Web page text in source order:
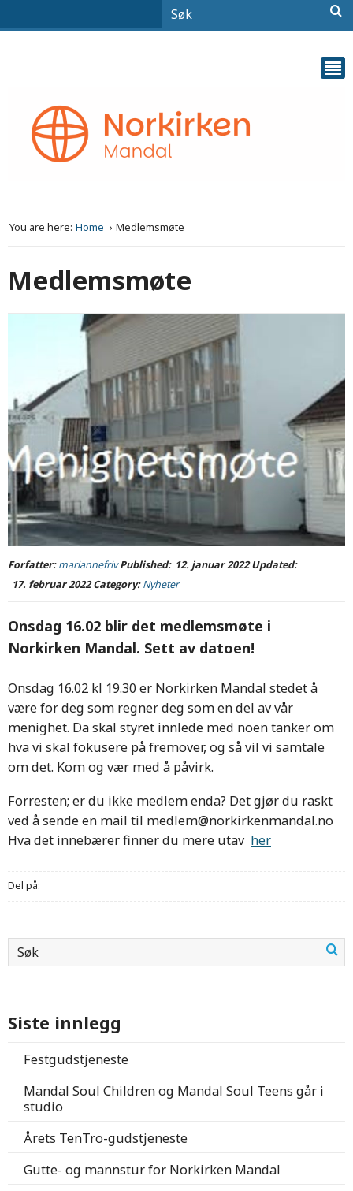
You are here: Home Medlemsmøte
Medlemsmøte
Forfatter:mariannefrivPublished: 12. januar 2022Updated:
17. februar 2022 Category:Nyheter
Onsdag 16.02 blir det medlemsmøte i
Norkirken Mandal. Sett av datoen!
Onsdag 16.02 kl 19.30 er Norkirken Mandal stedet å
være for deg som regner deg som en del av vår
menighet. Da skal styret innlede med noen tanker om
hva vi skal fokusere på fremover, og så vil vi samtale
om det. Kom og vær med å påvirk.
Forresten; er du ikke medlem enda? Det gjør du raskt
ved å sende en mail til medlem@norkirkenmandal.no
Hva det innebærer finner du mere utav her
Del på:
Siste innlegg
Festgudstjeneste
Mandal Soul Children og Mandal Soul Teens går i
studio
Årets TenTro-gudstjeneste
Gutte- og mannstur for Norkirken Mandal